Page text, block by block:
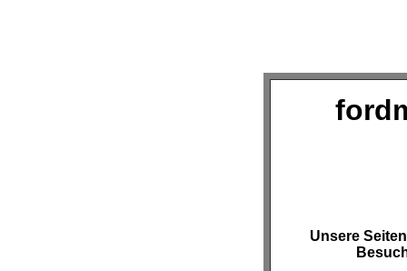
Unsere